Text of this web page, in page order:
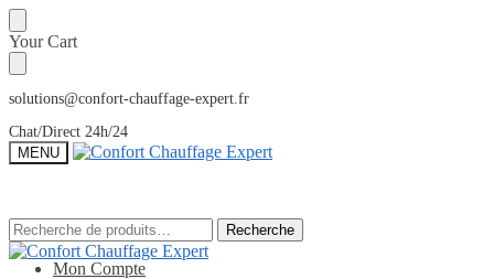
Sauter
à
la
navigation
Skip
to
content
Your Cart
solutions@confort-chauffage-expert.fr
Chat/Direct 24h/24
MENU
Recherche
pour :
Recherche
Mon Compte
Recherche
pour :
Recherche